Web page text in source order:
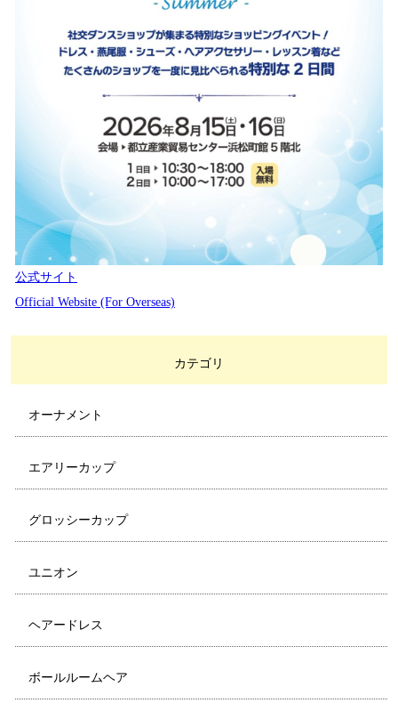
公式サイト
Official Website (For Overseas)
カテゴリ
オーナメント
エアリーカップ
グロッシーカップ
ユニオン
ヘアードレス
ボールルームヘア